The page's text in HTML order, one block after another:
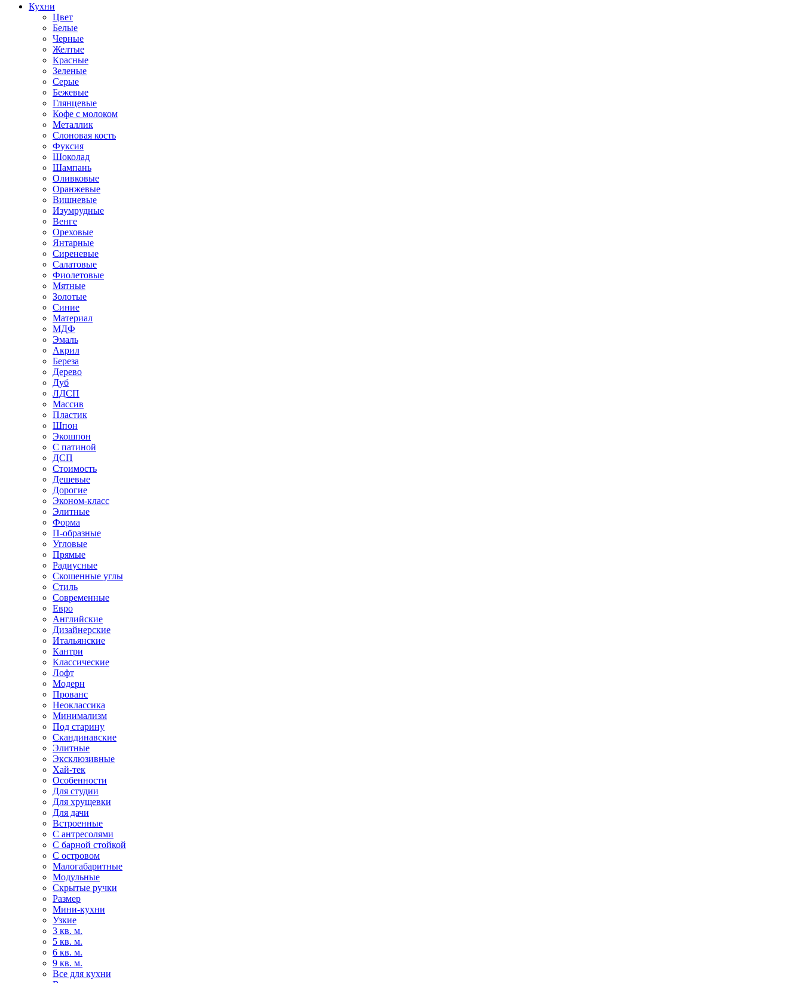
Кухни
Цвет
Белые
Черные
Желтые
Красные
Зеленые
Серые
Бежевые
Глянцевые
Кофе с молоком
Металлик
Слоновая кость
Фуксия
Шоколад
Шампань
Оливковые
Оранжевые
Вишневые
Изумрудные
Венге
Ореховые
Янтарные
Сиреневые
Салатовые
Фиолетовые
Мятные
Золотые
Синие
Материал
МДФ
Эмаль
Акрил
Береза
Дерево
Дуб
ЛДСП
Массив
Пластик
Шпон
Экошпон
С патиной
ДСП
Стоимость
Дешевые
Дорогие
Эконом-класс
Элитные
Форма
П-образные
Угловые
Прямые
Радиусные
Скошенные углы
Стиль
Современные
Евро
Английские
Дизайнерские
Итальянские
Кантри
Классические
Лофт
Модерн
Прованс
Неоклассика
Минимализм
Под старину
Скандинавские
Элитные
Эксклюзивные
Хай-тек
Особенности
Для студии
Для хрущевки
Для дачи
Встроенные
С антресолями
С барной стойкой
С островом
Малогабаритные
Модульные
Скрытые ручки
Размер
Мини-кухни
Узкие
3 кв. м.
5 кв. м.
6 кв. м.
9 кв. м.
Все для кухни